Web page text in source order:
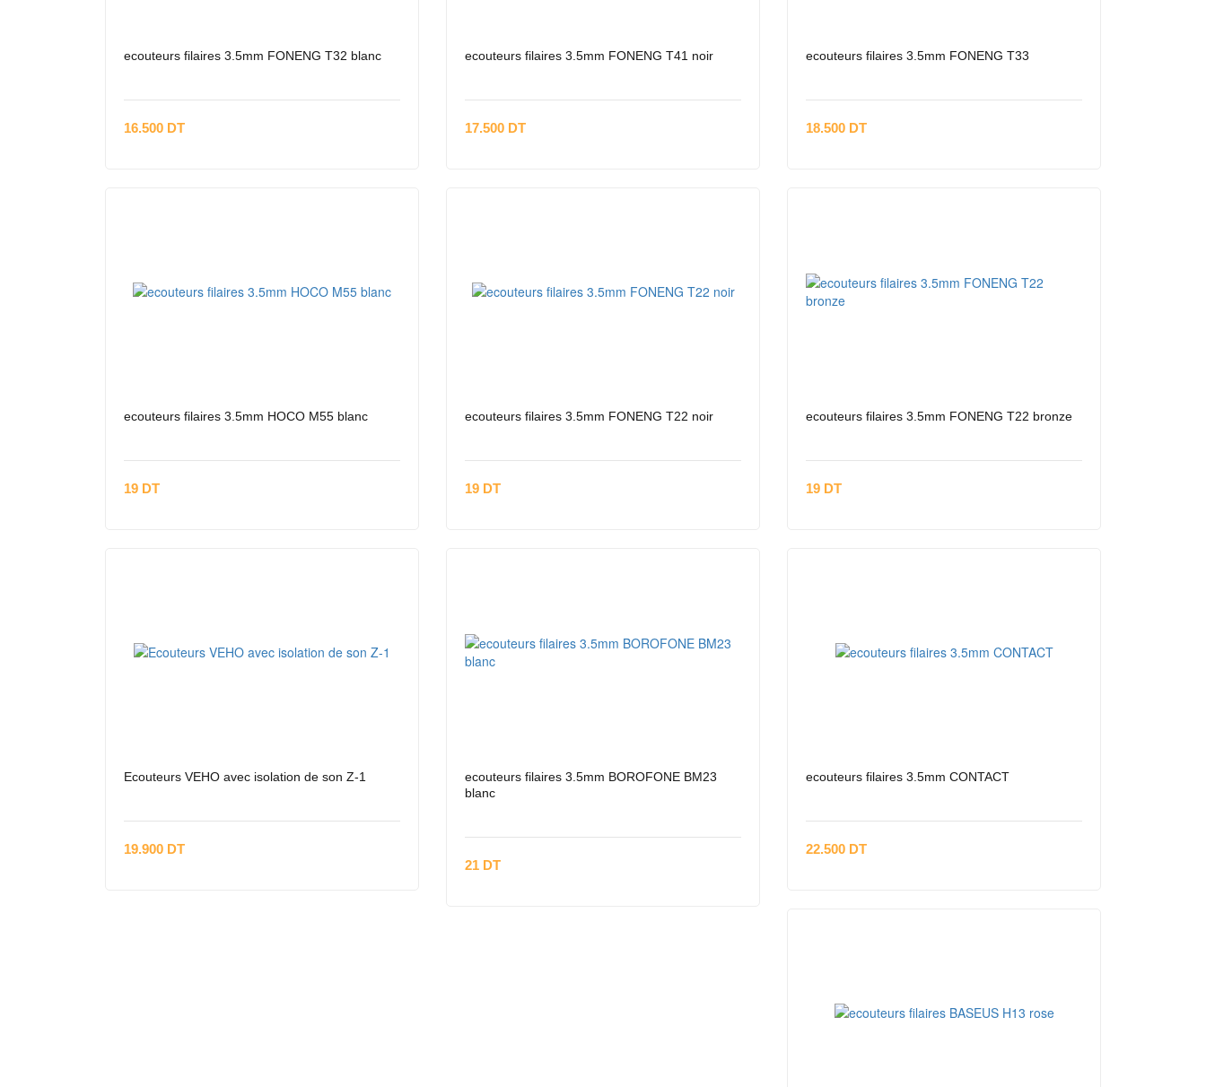
ecouteurs filaires 3.5mm FONENG T32 blanc
16.500 DT
ecouteurs filaires 3.5mm FONENG T41 noir
17.500 DT
ecouteurs filaires 3.5mm FONENG T33
18.500 DT
ecouteurs filaires 3.5mm HOCO M55 blanc
19 DT
ecouteurs filaires 3.5mm FONENG T22 noir
19 DT
ecouteurs filaires 3.5mm FONENG T22 bronze
19 DT
Ecouteurs VEHO avec isolation de son Z-1
19.900 DT
ecouteurs filaires 3.5mm BOROFONE BM23
blanc
21 DT
ecouteurs filaires 3.5mm CONTACT
22.500 DT